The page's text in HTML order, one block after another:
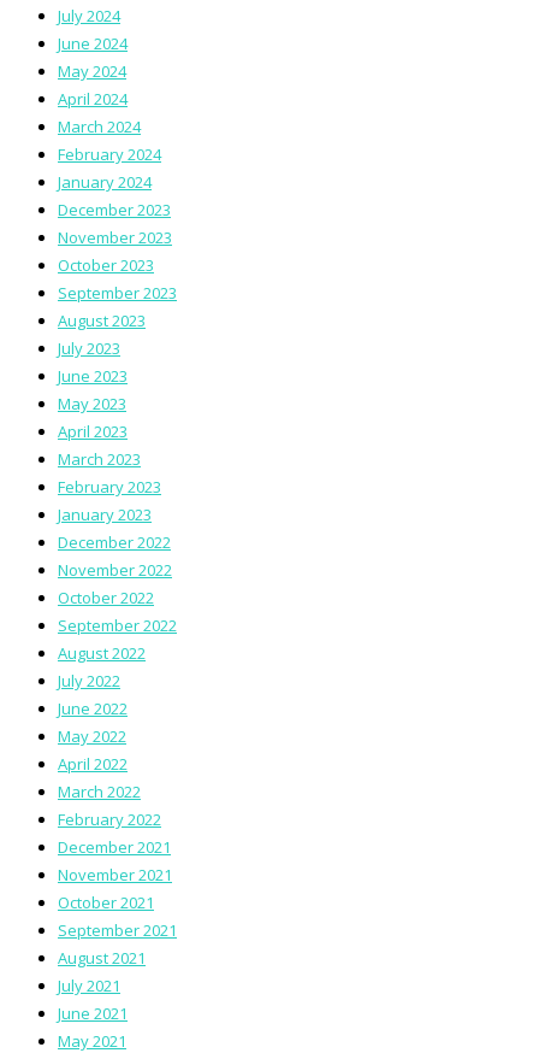
July 2024
June 2024
May 2024
April 2024
March 2024
February 2024
January 2024
December 2023
November 2023
October 2023
September 2023
August 2023
July 2023
June 2023
May 2023
April 2023
March 2023
February 2023
January 2023
December 2022
November 2022
October 2022
September 2022
August 2022
July 2022
June 2022
May 2022
April 2022
March 2022
February 2022
December 2021
November 2021
October 2021
September 2021
August 2021
July 2021
June 2021
May 2021